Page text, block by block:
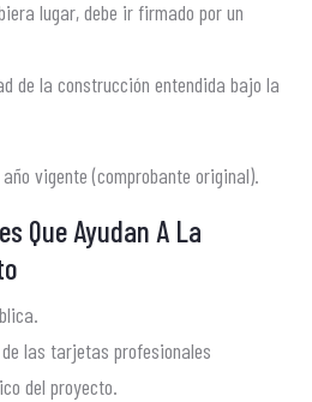
lugar, debe ir firmado por un
de la construcción entendida bajo la
vigente (comprobante original).
Que Ayudan A La
las tarjetas profesionales
del proyecto.